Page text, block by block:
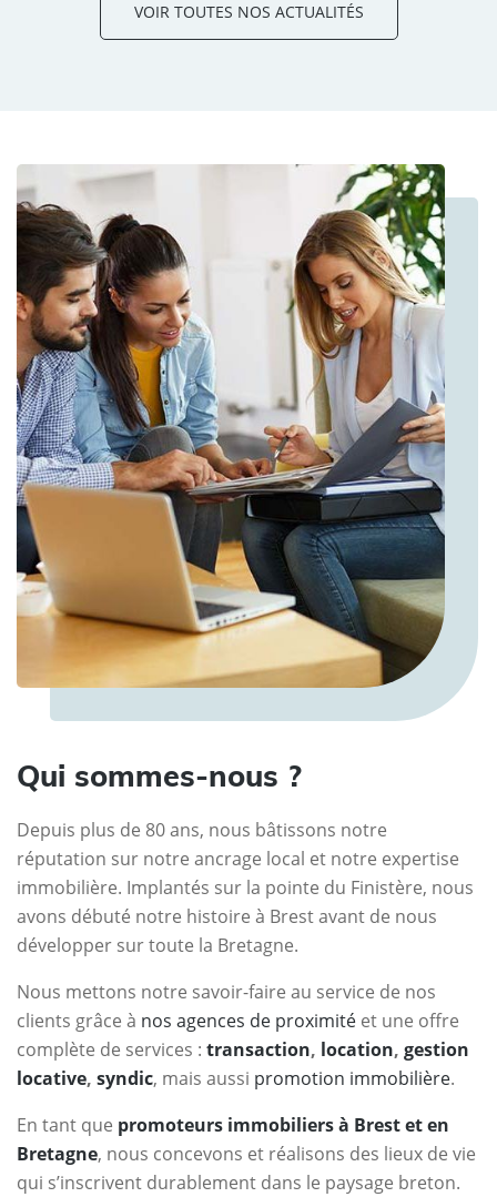
VOIR TOUTES NOS ACTUALITÉS
Qui sommes-nous ?
Depuis plus de 80 ans, nous bâtissons notre
réputation sur notre ancrage local et notre expertise
immobilière. Implantés sur la pointe du Finistère, nous
avons débuté notre histoire à Brest avant de nous
développer sur toute la Bretagne.
Nous mettons notre savoir-faire au service de nos
clients grâce à nos agences de proximité et une offre
complète de services : transaction, location, gestion
locative, syndic, mais aussi promotion immobilière.
En tant que promoteurs immobiliers à Brest et en
Bretagne, nous concevons et réalisons des lieux de vie
qui s’inscrivent durablement dans le paysage breton.